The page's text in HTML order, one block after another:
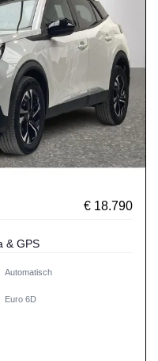
€ 18.790
& GPS
Automatisch
Euro 6D